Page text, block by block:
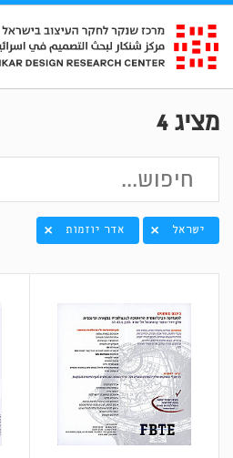
מציג4
ישראל אדר יוזמות